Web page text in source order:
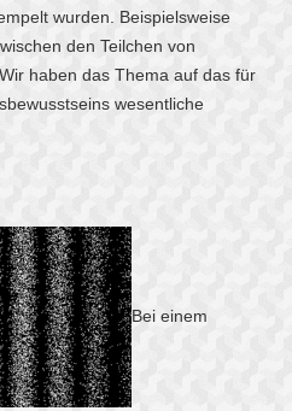
wurden. Beispielsweise
den Teilchen von
haben das Thema auf das für
wesentliche
Bei einem